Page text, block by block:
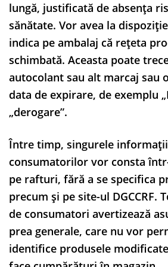
lungă, justificată de absența
sănătate. Vor avea la
indica pe ambalaj că rețeta
schimbată. Aceasta poate
autocolant sau alt marcaj sau
data de expirare, de exemplu
„derogare”.
Între timp, singurele
consumatorilor vor consta
pe rafturi, fără a se specifica
precum și pe site-ul DGCCRF.
de consumatori avertizează
prea generale, care nu vor
identifice produsele